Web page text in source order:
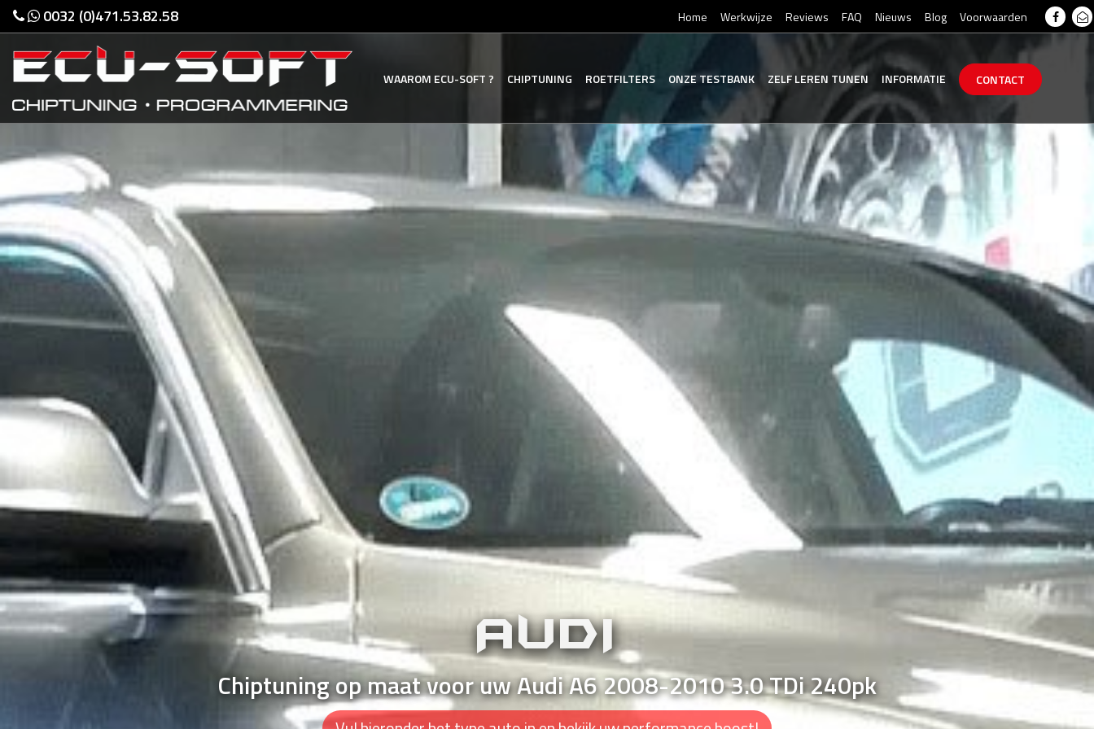
0032 (0)471.53.82.58 Home Werkwijze Reviews FAQ Nieuws Blog Voorwaarden
AUDI
Chiptuning op maat voor uw Audi A6 2008-2010 3.0 TDi 240pk
WAAROM ECU-SOFT? CHIPTUNING ROETFILTERS ONZETESTBANK ZELFLEREN TUNEN INFORMATIE CONTACT